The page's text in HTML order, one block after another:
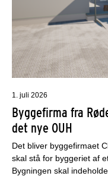
1. juli 2026
Byggefirma fra
det nye OUH
Det bliver byggefirmaet
skal stå for byggeriet af
Bygningen skal